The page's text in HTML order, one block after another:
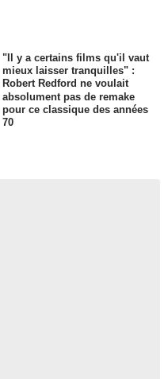
"Il y a certains films qu'il vaut
mieux laisser tranquilles" :
Robert Redford ne voulait
absolument pas de remake
pour ce classique des années
70